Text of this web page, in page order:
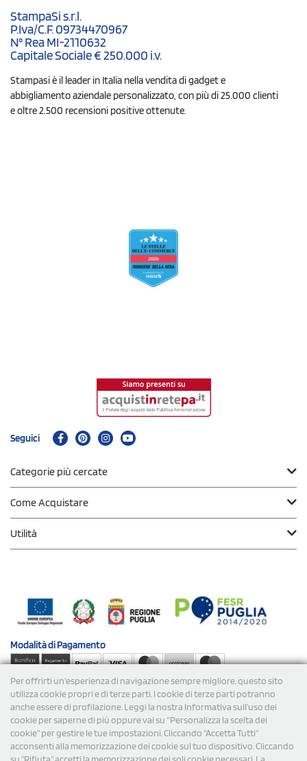
Per offrirti un'esperienza di navigazione sempre migliore, questo sito
utilizza cookie propri e di terze parti. I cookie di terze parti potranno
anche essere di profilazione. Leggi la nostra Informativa sull’uso dei
cookie per saperne di più oppure vai su “Personalizza la scelta dei
cookie” per gestire le tue impostazioni. Cliccando "Accetta Tutti"
acconsenti alla memorizzazione dei cookie sul tuo dispositivo. Cliccando
StampaSi s.r.l.
P.Iva/C.F. 09734470967
N° Rea MI-2110632
Capitale Sociale € 250.000 i.v.
Stampasi è il leader in Italia nella vendita di gadget e
abbigliamento aziendale personalizzato, con più di 25.000 clienti
e oltre 2.500 recensioni positive ottenute.
Seguici
Categorie più cercate
Come Acquistare
Utilità
Modalità diPagamento
Spedizioni